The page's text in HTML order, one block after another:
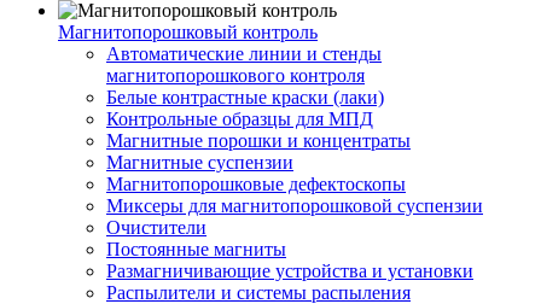
Магнитопорошковый контроль
Автоматические линии и стенды
магнитопорошкового контроля
Белые контрастные краски (лаки)
Контрольные образцы для МПД
Магнитные порошки и концентраты
Магнитные суспензии
Магнитопорошковые дефектоскопы
Миксеры для магнитопорошковой суспензии
Очистители
Постоянные магниты
Размагничивающие устройства и установки
Распылители и системы распыления